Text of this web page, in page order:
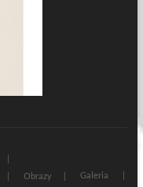
Obrazy Galeria